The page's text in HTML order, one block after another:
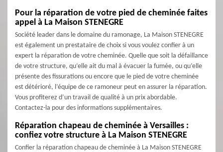
Pour la réparation de votre pied de cheminée faites
appel à La Maison STENEGRE
Société leader dans le domaine du ramonage, La Maison STENEGRE
est également un prestataire de choix si vous voulez confier à un
expert la réparation de votre cheminée. Quelle que soit la défaillance
de votre structure, qu’elle ait du mal à évacuer la fumée, ou qu’elle
présente des fissurations ou encore que le pied de votre cheminée
est détérioré, l’équipe de ce ramoneur peut en assurer la réparation.
Vous profiterez d’un travail de qualité à un prix abordable.
Contactez-la pour des informations supplémentaires.
Réparation chapeau de cheminée à Versailles :
confiez votre structure à La Maison STENEGRE
Confier la réparation chapeau de cheminée à La Maison STENEGRE